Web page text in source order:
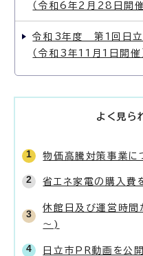
（令和6年2月28日開催
令和3年度 第1回日立
（令和3年11月1日開催
よく見ら
物価高騰対策事業に
省エネ家電の購入費
休館日及び運営時間
～)
日立市PR動画を公開